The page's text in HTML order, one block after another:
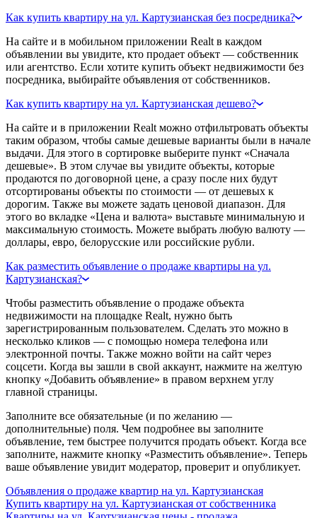
Как купить квартиру на ул. Картузианская без посредника?
На сайте и в мобильном приложении Realt в каждом
объявлении вы увидите, кто продает объект — собственник
или агентство. Если хотите купить объект недвижимости без
посредника, выбирайте объявления от собственников.
Как купить квартиру на ул. Картузианская дешево?
На сайте и в приложении Realt можно отфильтровать объекты
таким образом, чтобы самые дешевые варианты были в начале
выдачи. Для этого в сортировке выберите пункт «Сначала
дешевые». В этом случае вы увидите объекты, которые
продаются по договорной цене, а сразу после них будут
отсортированы объекты по стоимости — от дешевых к
дорогим. Также вы можете задать ценовой диапазон. Для
этого во вкладке «Цена и валюта» выставьте минимальную и
максимальную стоимость. Можете выбрать любую валюту —
доллары, евро, белорусские или российские рубли.
Как разместить объявление о продаже квартиры на ул.
Картузианская?
Чтобы разместить объявление о продаже объекта
недвижимости на площадке Realt, нужно быть
зарегистрированным пользователем. Сделать это можно в
несколько кликов — с помощью номера телефона или
электронной почты. Также можно войти на сайт через
соцсети. Когда вы зашли в свой аккаунт, нажмите на желтую
кнопку «Добавить объявление» в правом верхнем углу
главной страницы.
Заполните все обязательные (и по желанию —
дополнительные) поля. Чем подробнее вы заполните
объявление, тем быстрее получится продать объект. Когда все
заполните, нажмите кнопку «Разместить объявление». Теперь
ваше объявление увидит модератор, проверит и опубликует.
Объявления о продаже квартир на ул. Картузианская
Купить квартиру на ул. Картузианская от собственника